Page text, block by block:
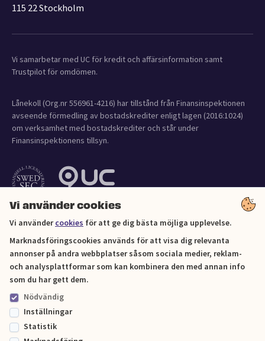
Vi använder cookies
Vi användercookies för att ge dig bästa möjliga upplevelse.
Marknadsföringscookies används för att visa dig relevanta
annonser på andra webbplatser såsom sociala medier, reklam-
och analysplattformar som kan kombinera den med annan info
som du har gett dem.
Nödvändig
Inställningar
Statistik
115 22 Stockholm
Vi samarbetar med UC för kredit och affärsinformation samt
Trustpilot för omdömen.
Lånekoll (Org.nr 556961-4216) har tillstånd från Finansinspektionen
avseende förmedling av bostadskrediter enligt lagen (2016:1024)
om verksamhet med bostadskrediter och står under
Finansinspektionens tillsyn.
Cookies
Sitemap
© Lånekoll 2026